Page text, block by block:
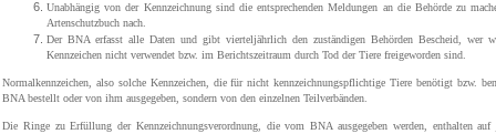
Unabhängig von der Kennzeichnung sind die entsprechenden Meldungen an die Behörde zu
Artenschutzbuch nach.
Der BNA erfasst alle Daten und gibt vierteljährlich den zuständigen Behörden Bescheid, wer
Kennzeichen nicht verwendet bzw. im Berichtszeitraum durch Tod der Tiere freigeworden sind.
Normalkennzeichen, also solche Kennzeichen, die für nicht kennzeichnungspflichtige Tiere benötigt bzw.
BNA bestellt oder von ihm ausgegeben, sondern von den einzelnen Teilverbänden.
Die Ringe zu Erfüllung der Kennzeichnungsverordnung, die vom BNA ausgegeben werden, enthalten